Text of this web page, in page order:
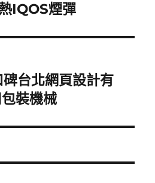
IQOS煙彈
台北網頁設計有
裝機械